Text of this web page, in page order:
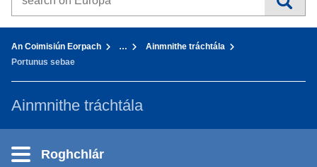
An Coimisiún Eorpach …
Ainmnithe tráchtála
Portunus sebae
Ainmnithe tráchtála
Roghchlár